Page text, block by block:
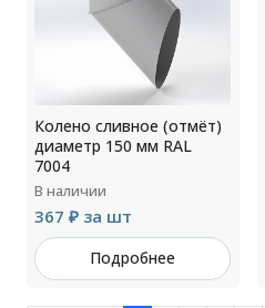
Колено сливное (отмёт)
диаметр 150 мм RAL
7004
В наличии
367 ₽ за шт
Подробнее